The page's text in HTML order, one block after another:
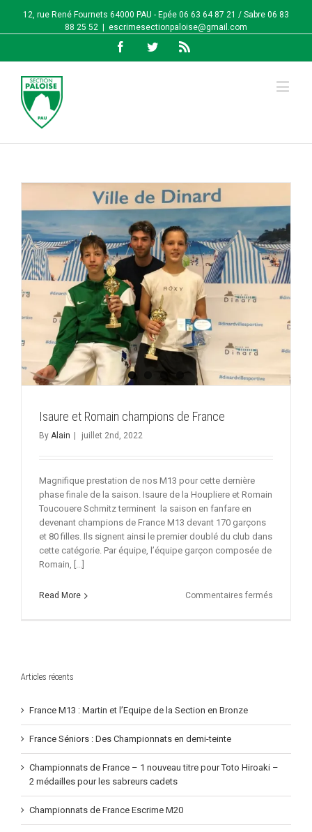
12, rue René Fournets 64000 PAU - Epée 06 63 64 87 21 / Sabre 06 83
88 25 52
escrimesectionpaloise@gmail.com
FacebookTwitter
Isaure et Romain champions de France
By Alain | juillet 2nd, 2022
Magnifique prestation de nos M13 pour cette dernière
phase finale de la saison. Isaure de la Houpliere et Romain
Toucouere Schmitz terminent la saison en fanfare en
devenant champions de France M13 devant 170 garçons
et 80 filles. Ils signent ainsi le premier doublé du club dans
cette catégorie. Par équipe, l’équipe garçon composée de
Romain, [...]
Read More Commentaires fermés
Articles récents
France M13 : Martin et l’Equipe de la Section en Bronze
France Séniors : Des Championnats en demi-teinte
Championnats de France – 1 nouveau titre pour Toto Hiroaki –
2 médailles pour les sabreurs cadets
Championnats de France Escrime M20